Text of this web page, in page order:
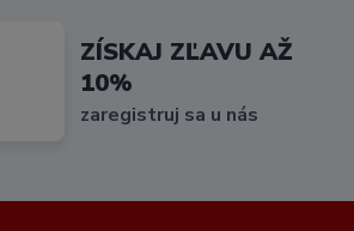
ZÍSKAJ ZĽAVU AŽ
10%
zaregistruj sa u nás